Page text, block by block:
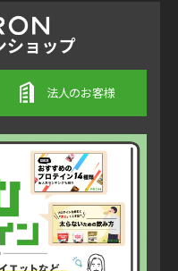
法人のお客様